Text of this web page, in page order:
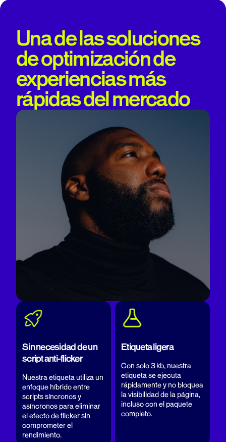
Una de las soluciones
de optimización de
experiencias más
rápidas del mercado
Sin necesidad de un
script anti-flicker
Nuestra etiqueta utiliza un
enfoque híbrido entre
scripts síncronos y
asíncronos para eliminar
el efecto de flicker sin
comprometer el
rendimiento.
Etiqueta ligera
Con solo 3 kb, nuestra
etiqueta se ejecuta
rápidamente y no bloquea
la visibilidad de la página,
incluso con el paquete
completo.